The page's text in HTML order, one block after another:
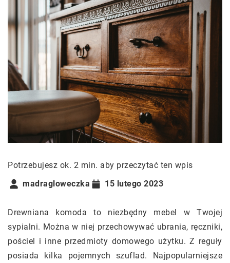
Potrzebujesz ok. 2 min. aby przeczytać ten wpis
madragloweczka
15 lutego 2023
Drewniana komoda to niezbędny mebel w Twojej
sypialni. Można w niej przechowywać ubrania, ręczniki,
pościel i inne przedmioty domowego użytku. Z reguły
posiada kilka pojemnych szuflad. Najpopularniejsze